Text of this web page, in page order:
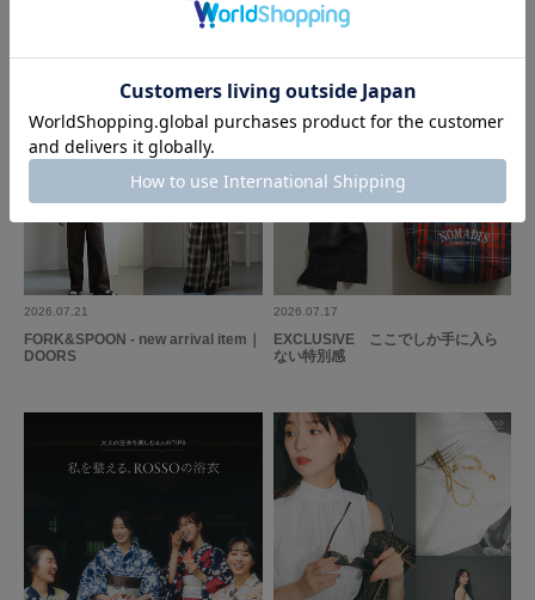
2026.07.21
FORK&SPOON - new arrival item｜
DOORS
2026.07.17
EXCLUSIVE ここでしか手に入ら
ない特別感